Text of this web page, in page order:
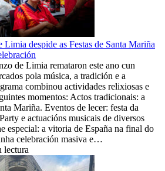
Limia despide as Festas de Santa Mariña
de Limia remataron este ano cun
pola música, a tradición e a
combinou actividades relixiosas e
momentos: Actos tradicionais: a
Mariña. Eventos de lecer: festa da
e actuacións musicais de diversos
especial: a vitoria de España na final do
celebración masiva e…
lectura